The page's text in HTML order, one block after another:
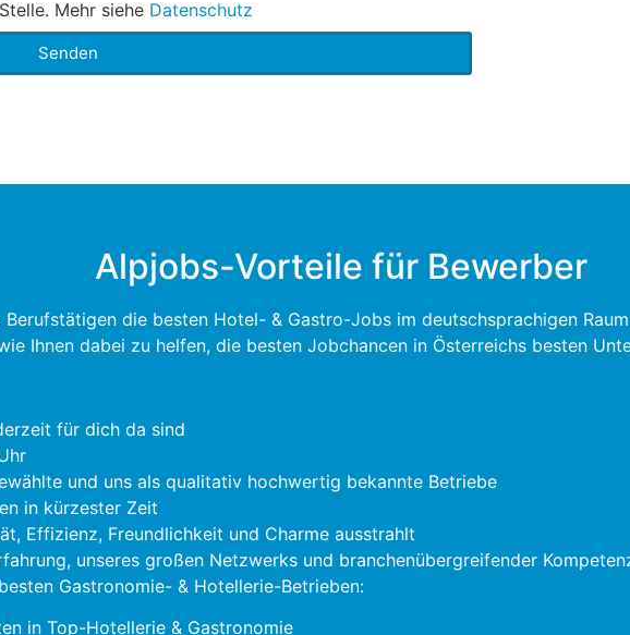
Mehr siehe Datenschutz
Senden
Alpjobs-Vorteile für Bewerber
die besten Hotel- & Gastro-Jobs im deutschsprachigen
Ihnen dabei zu helfen, die besten Jobchancen in Österreichs besten
für dich da sind
und uns als qualitativ hochwertig bekannte Betriebe
in kürzester Zeit
Effizienz, Freundlichkeit und Charme ausstrahlt
unseres großen Netzwerks und branchenübergreifender
Gastronomie- & Hotellerie-Betrieben:
in Top-Hotellerie & Gastronomie